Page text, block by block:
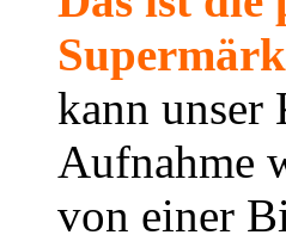
kann unser
Aufnahme
von einer